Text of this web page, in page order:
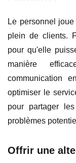
Le personnel
plein de clients.
pour qu'elle
manière
communication
optimiser le
pour partager
problèmes
Offrir une